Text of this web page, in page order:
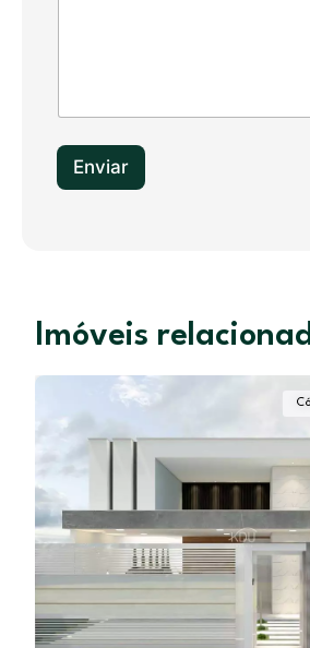
Enviar
Imóveis